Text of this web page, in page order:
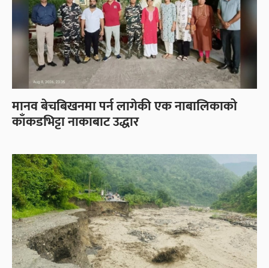
मानव बेचबिखनमा पर्न लागेकी एक नाबालिकाको
काँकडभिट्टा नाकाबाट उद्धार